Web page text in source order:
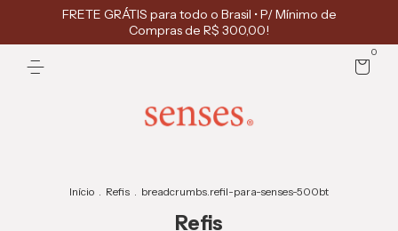
FRETE GRÁTIS para todo o Brasil • P/ Mínimo de
Compras de R$ 300,00!
0
Início . Refis . breadcrumbs.refil-para-senses-500bt
Refis